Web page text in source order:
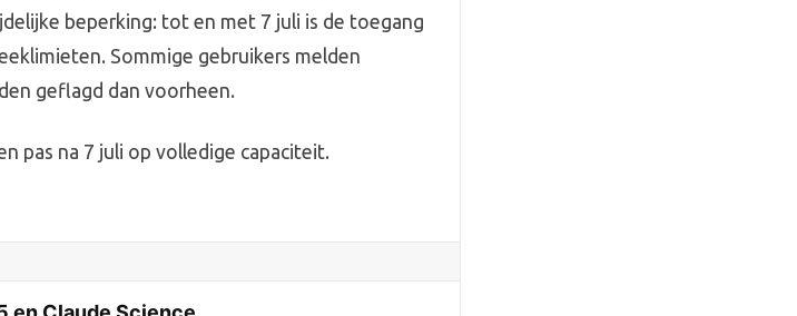
beperking: tot en met 7 juli is de toegang
Sommige gebruikers melden
geflagd dan voorheen.
pas na 7 juli op volledige capaciteit.